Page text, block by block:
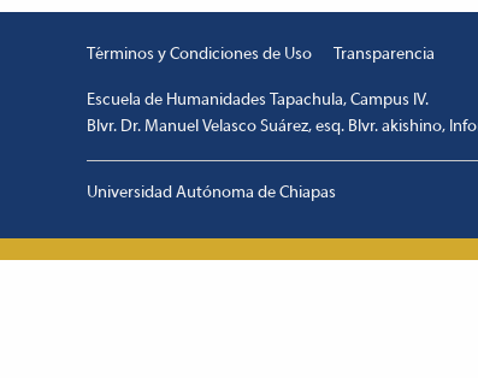
Términos y Condiciones de Uso Transparencia
Escuela de Humanidades Tapachula, Campus IV.
Blvr. Dr. Manuel Velasco Suárez, esq. Blvr. akishino,
Universidad Autónoma de Chiapas